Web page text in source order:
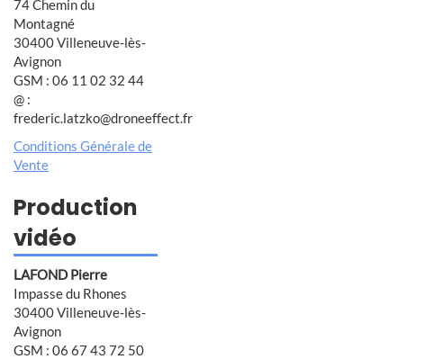
74 Chemin du
Montagné
30400 Villeneuve-lès-
Avignon
GSM : 06 11 02 32 44
@ :
frederic.latzko@droneeffect.fr
Conditions Générale de
Vente
Production
vidéo
LAFOND Pierre
Impasse du Rhones
30400 Villeneuve-lès-
Avignon
GSM : 06 67 43 72 50